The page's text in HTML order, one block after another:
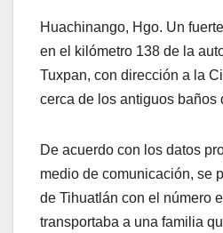
Huachinango, Hgo. Un
en el kilómetro 138 de la
Tuxpan, con dirección a la
cerca de los antiguos baños
De acuerdo con los datos
medio de comunicación, se
de Tihuatlán con el número
transportaba a una familia